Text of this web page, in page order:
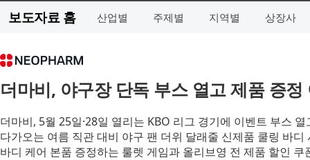
보도자료 홈 산업별 주제별 지역별 상장사
더마비, 야구장 단독 부스 열고 제품 증
더마비, 5월 25일·28일 열리는 KBO 리그 경기에 이벤트 부스
다가오는 여름 직관 대비 야구 팬 더위 달래줄 신제품 쿨링 바디
바디 케어 본품 증정하는 룰렛 게임과 올리브영 전 제품 할인